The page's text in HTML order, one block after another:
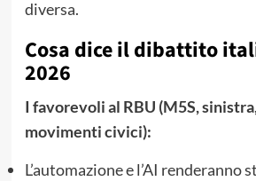
diversa.
Cosa dice il dibattito
2026
I favorevoli al RBU (M5S,
movimenti civici):
L’automazione e l’AI renderanno